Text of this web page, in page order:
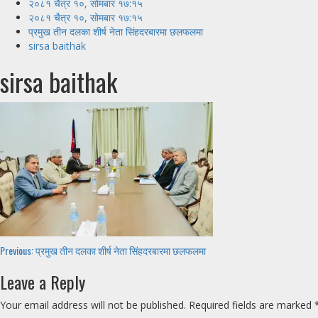
२०८१ चैत्र १०, सोमबार १७:१५
२०८१ चैत्र १०, सोमबार १७:१५
प्रमुख तीन दलका शीर्ष नेता सिंहदरबारमा छलफलमा
sirsa baithak
sirsa baithak
Continue
Reading
Previous:प्रमुख तीन दलका शीर्ष नेता सिंहदरबारमा छलफलमा
Leave a Reply
Your email address will not be published. Required fields are marked